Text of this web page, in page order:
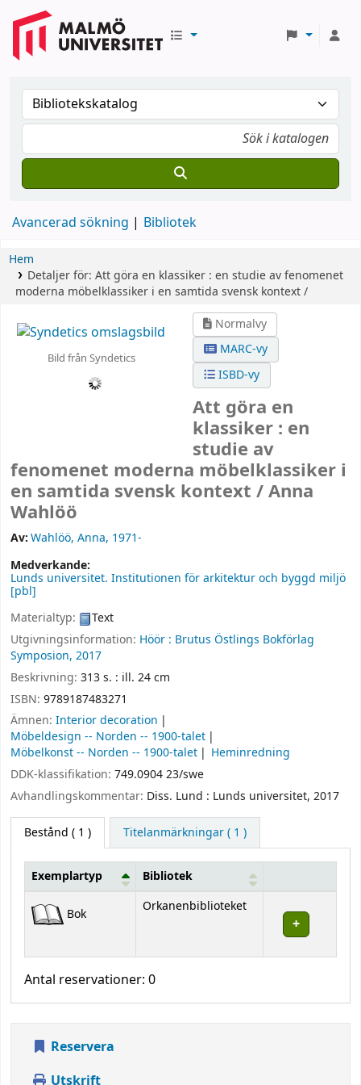
Avancerad sökning Bibliotek
Hem
Detaljer för: Att göra en klassiker : en studie av fenomenet
moderna möbelklassiker i en samtida svensk kontext /
Bild från Syndetics
Normalvy
MARC-vy
ISBD-vy
Att göra en
klassiker : en
studie av
fenomenet moderna möbelklassiker i
en samtida svensk kontext /Anna
Wahlöö
Av:Wahlöö, Anna, 1971-
Medverkande:
Lunds universitet. Institutionen för arkitektur och byggd miljö
[pbl]
Materialtyp:
Text
Utgivningsinformation: Höör : Brutus Östlings Bokförlag
Symposion, 2017
Beskrivning: 313 s. : ill. 24 cm
ISBN: 9789187483271
Ämnen: Interior decoration
Möbeldesign -- Norden -- 1900-talet
Möbelkonst -- Norden -- 1900-talet
Heminredning
DDK-klassifikation: 749.0904 23/swe
Avhandlingskommentar: Diss. Lund : Lunds universitet, 2017
Bestånd ( 1 ) Titelanmärkningar ( 1 )
Bestånd
Exemplartyp Bibliotek
Bok Orkanenbiblioteket
Antal reservationer: 0
Reservera
Utskrift